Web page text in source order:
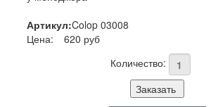
Артикул:Colop 03008
Цена:
620 руб
Количество:
Заказать